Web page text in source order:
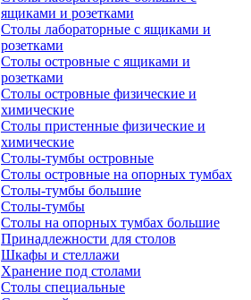
ящиками и розетками
Столы лабораторные с ящиками и
розетками
Столы островные с ящиками и
розетками
Столы островные физические и
химические
Столы пристенные физические и
химические
Столы-тумбы островные
Столы островные на опорных тумбах
Столы-тумбы большие
Столы-тумбы
Столы на опорных тумбах большие
Принадлежности для столов
Шкафы и стеллажи
Хранение под столами
Столы специальные